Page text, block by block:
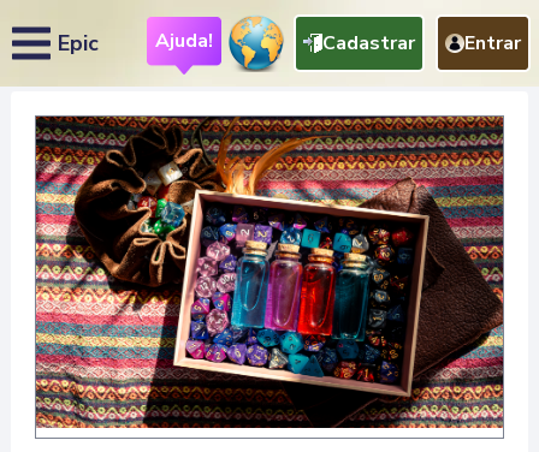
Epic Ajuda! Cadastrar Entrar